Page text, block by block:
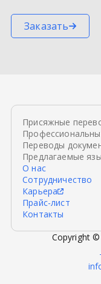
Заказать
Присяжные
Переводы
Предлагаемые
О нас
Сотрудничество
Карьера
Прайс-лист
Контакты
Copyright